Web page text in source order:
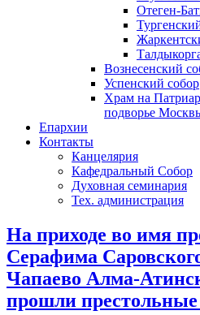
Отеген-
Вознесенский
Успенский собор
Храм на
подворье
Епархии
Контакты
Канцелярия
Кафедральный Собор
Духовная семинария
Тех. администрация
На приходе во имя
Серафима
Чапаево Алма-
прошли престольные